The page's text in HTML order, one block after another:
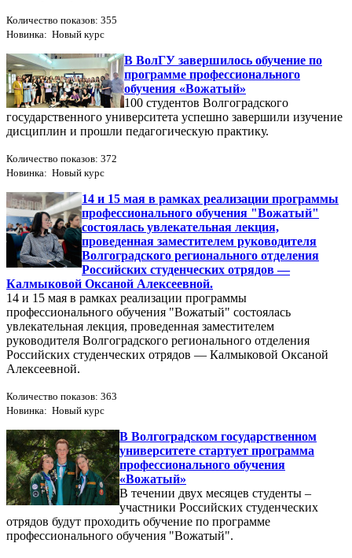
Количество показов: 355
Новинка: Новый курс
В ВолГУ завершилось обучение по
программе профессионального
обучения «Вожатый»
100 студентов Волгоградского
государственного университета успешно завершили изучение
дисциплин и прошли педагогическую практику.
Количество показов: 372
Новинка: Новый курс
14 и 15 мая в рамках реализации программы
профессионального обучения "Вожатый"
состоялась увлекательная лекция,
проведенная заместителем руководителя
Волгоградского регионального отделения
Российских студенческих отрядов —
Калмыковой Оксаной Алексеевной.
14 и 15 мая в рамках реализации программы
профессионального обучения "Вожатый" состоялась
увлекательная лекция, проведенная заместителем
руководителя Волгоградского регионального отделения
Российских студенческих отрядов — Калмыковой Оксаной
Алексеевной.
Количество показов: 363
Новинка: Новый курс
В Волгоградском государственном
университете стартует программа
профессионального обучения
«Вожатый»
В течении двух месяцев студенты –
участники Российских студенческих
отрядов будут проходить обучение по программе
профессионального обучения "Вожатый".